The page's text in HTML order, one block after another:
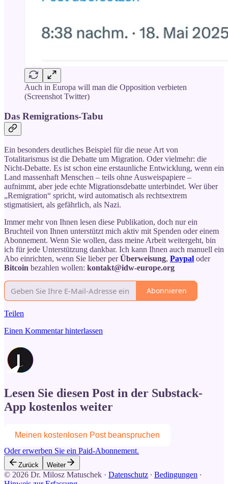
Auch in Europa will man die Opposition verbieten
(Screenshot Twitter)
Das Remigrations-Tabu
Ein besonders deutliches Beispiel für die neue Art von
Totalitarismus ist die Debatte um Migration. Oder vielmehr: die
Nicht-Debatte. Es ist schon eine erstaunliche Entwicklung, wenn ein
Land massenhaft Menschen – teils ohne Ausweispapiere –
aufnimmt, aber jede echte Migrationsdebatte unterbindet. Wer über
„Remigration“ spricht, wird automatisch als rechtsextrem
stigmatisiert, als gefährlich, als Nazi.
Immer mehr von Ihnen lesen diese Publikation, doch nur ein
Bruchteil von Ihnen unterstützt mich aktiv mit Spenden oder einem
Abonnement. Wenn Sie wollen, dass meine Arbeit weitergeht, bin
ich für jede Unterstützung dankbar. Ich kann Ihnen auch manuell ein
Abo einrichten, wenn Sie lieber perÜberweisung, Paypal oder
Bitcoin bezahlen wollen: kontakt@idw-europe.org
Abonnieren
Teilen
Einen Kommentar hinterlassen
Lesen Sie diesen Post in der Substack-
App kostenlos weiter
Meinen kostenlosen Post beanspruchen
Oder erwerben Sie ein Paid-Abonnement.
Zurück Weiter
© 2026 Dr. Milosz Matuschek · Datenschutz ∙ Bedingungen ∙